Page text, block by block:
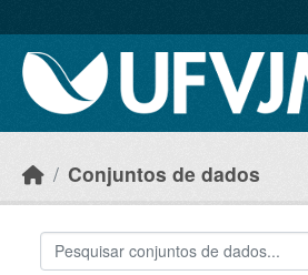
Conjuntos de dados